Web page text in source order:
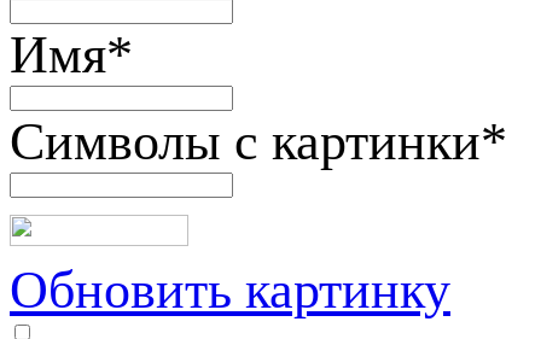
Имя*
Символы с картинки*
Обновить картинку